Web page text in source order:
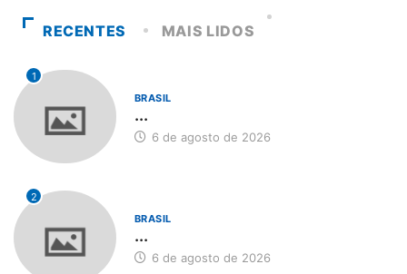
RECENTES MAIS LIDOS
1
BRASIL
...
6 de agosto de 2026
2
BRASIL
...
6 de agosto de 2026